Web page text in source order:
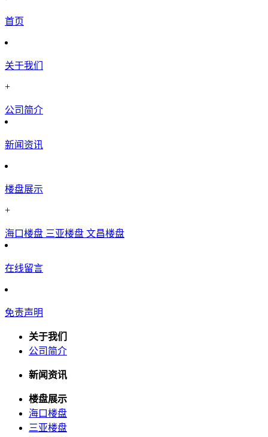
首页
关于我们
+
公司简介
新闻资讯
楼盘展示
+
海口楼盘 三亚楼盘 文昌楼盘
在线留言
免责声明
关于我们
公司简介
新闻资讯
楼盘展示
海口楼盘
三亚楼盘